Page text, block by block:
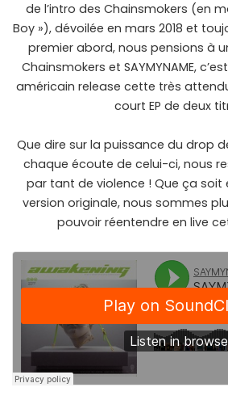
de l’intro des Chainsmokers (en
Boy »), dévoilée en mars 2018 et
premier abord, nous pensions à
Chainsmokers et SAYMYNAME,
américain release cette très
court EP de deux
Que dire sur la puissance du drop
chaque écoute de celui-ci, nous
par tant de violence ! Que ça soit
version originale, nous sommes
pouvoir réentendre en live